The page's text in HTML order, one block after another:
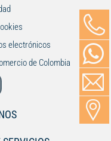
electrónicos
de Colombia